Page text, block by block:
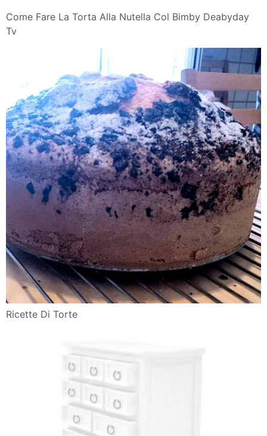
Come Fare La Torta Alla Nutella Col Bimby Deabyday
Tv
Ricette Di Torte